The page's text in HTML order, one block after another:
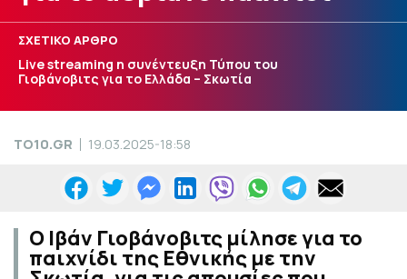
ΣΧΕΤΙΚΟ ΑΡΘΡΟ
Live streaming η συνέντευξη Τύπου του
Γιοβάνοβιτς για το Ελλάδα – Σκωτία
TO10.GR 19.03.2025-18:58
Ο Ιβάν Γιοβάνοβιτς μίλησε για το
παιχνίδι της Εθνικής με την